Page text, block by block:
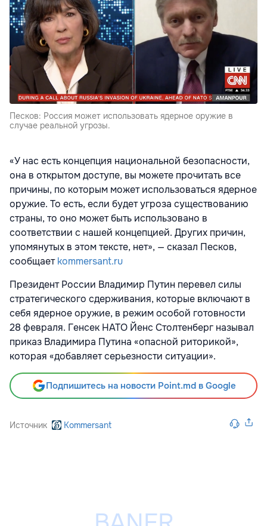
Песков: Россия может использовать ядерное оружие в
случае реальной угрозы.
«У нас есть концепция национальной безопасности,
она в открытом доступе, вы можете прочитать все
причины, по которым может использоваться ядерное
оружие. То есть, если будет угроза существованию
страны, то оно может быть использовано в
соответствии с нашей концепцией. Других причин,
упомянутых в этом тексте, нет», — сказал Песков,
сообщаетkommersant.ru
Президент России Владимир Путин перевел силы
стратегического сдерживания, которые включают в
себя ядерное оружие, в режим особой готовности
28 февраля. Генсек НАТО Йенс Столтенберг называл
приказ Владимира Путина «опасной риторикой»,
которая «добавляет серьезности ситуации».
Подпишитесь на новости Point.md в Google
Источник Kommersant